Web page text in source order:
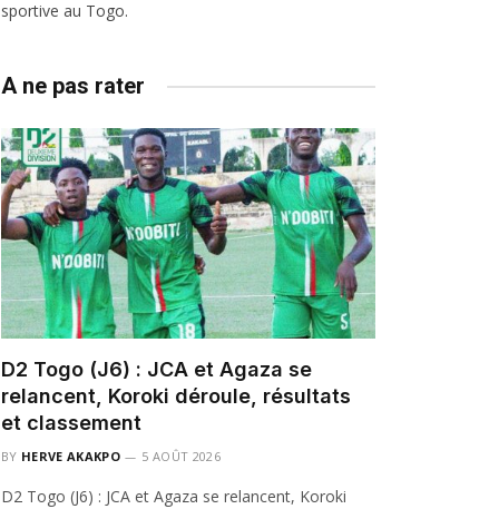
sportive au Togo.
A ne pas rater
D2 Togo (J6) : JCA et Agaza se
relancent, Koroki déroule, résultats
et classement
BY HERVE AKAKPO 5 AOÛT 2026
D2 Togo (J6) : JCA et Agaza se relancent, Koroki